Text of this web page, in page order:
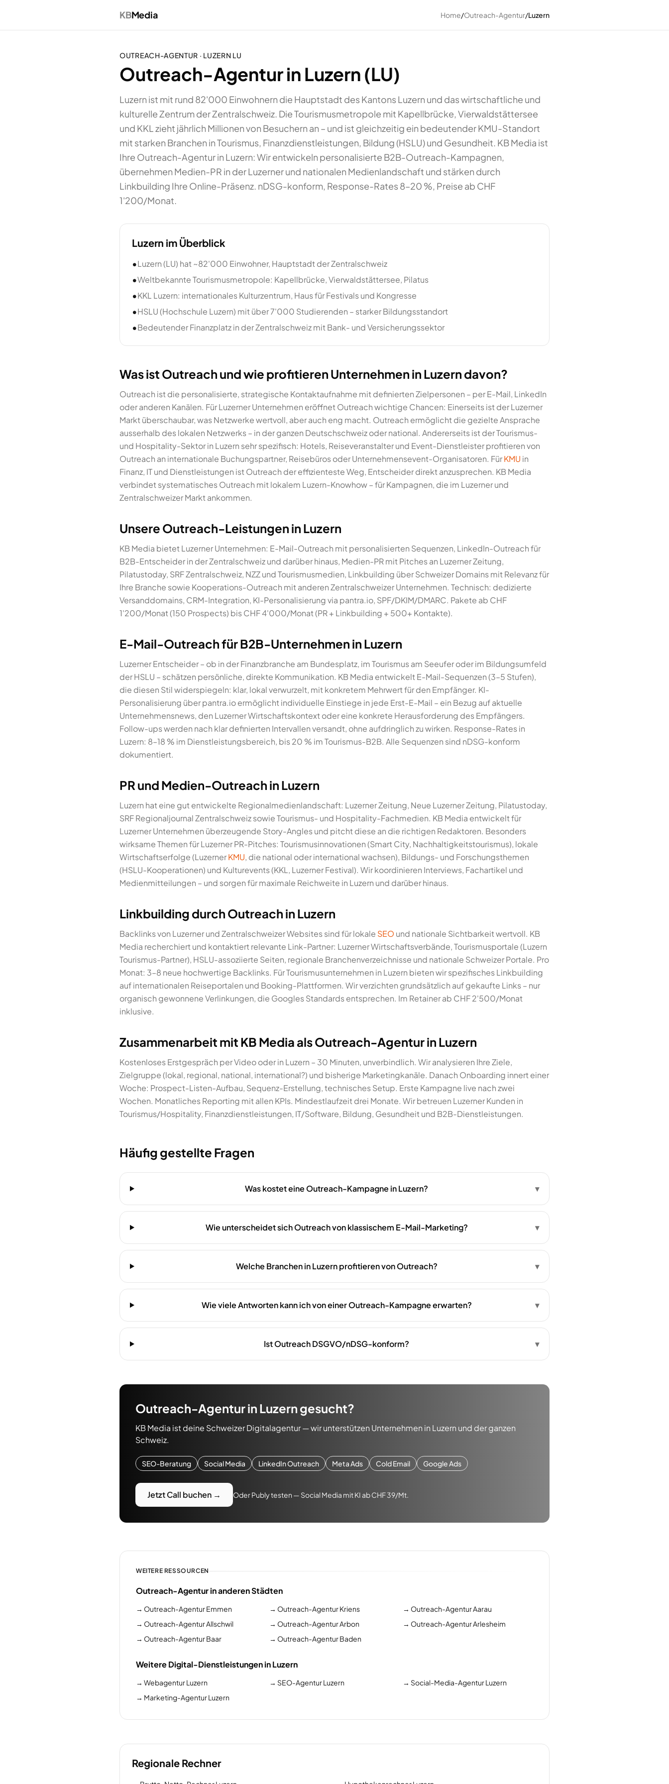
KBMedia Home/Outreach-Agentur/Luzern
OUTREACH-AGENTUR · LUZERN LU
Outreach-Agentur in Luzern (LU)
Luzern ist mit rund 82'000 Einwohnern die Hauptstadt des Kantons Luzern und das wirtschaftliche und
kulturelle Zentrum der Zentralschweiz. Die Tourismusmetropole mit Kapellbrücke, Vierwaldstättersee
und KKL zieht jährlich Millionen von Besuchern an – und ist gleichzeitig ein bedeutender KMU-Standort
mit starken Branchen in Tourismus, Finanzdienstleistungen, Bildung (HSLU) und Gesundheit. KB Media ist
Ihre Outreach-Agentur in Luzern: Wir entwickeln personalisierte B2B-Outreach-Kampagnen,
übernehmen Medien-PR in der Luzerner und nationalen Medienlandschaft und stärken durch
Linkbuilding Ihre Online-Präsenz. nDSG-konform, Response-Rates 8–20 %, Preise ab CHF
1'200/Monat.
Luzern im Überblick
•Luzern (LU) hat ~82'000 Einwohner, Hauptstadt der Zentralschweiz
•Weltbekannte Tourismusmetropole: Kapellbrücke, Vierwaldstättersee, Pilatus
•KKL Luzern: internationales Kulturzentrum, Haus für Festivals und Kongresse
•HSLU (Hochschule Luzern) mit über 7'000 Studierenden – starker Bildungsstandort
•Bedeutender Finanzplatz in der Zentralschweiz mit Bank- und Versicherungssektor
Was ist Outreach und wie profitieren Unternehmen in Luzern davon?
Outreach ist die personalisierte, strategische Kontaktaufnahme mit definierten Zielpersonen – per E-Mail, LinkedIn
oder anderen Kanälen. Für Luzerner Unternehmen eröffnet Outreach wichtige Chancen: Einerseits ist der Luzerner
Markt überschaubar, was Netzwerke wertvoll, aber auch eng macht. Outreach ermöglicht die gezielte Ansprache
ausserhalb des lokalen Netzwerks – in der ganzen Deutschschweiz oder national. Andererseits ist der Tourismus-
und Hospitality-Sektor in Luzern sehr spezifisch: Hotels, Reiseveranstalter und Event-Dienstleister profitieren von
Outreach an internationale Buchungspartner, Reisebüros oder Unternehmensevent-Organisatoren. FürKMU in
Finanz, IT und Dienstleistungen ist Outreach der effizienteste Weg, Entscheider direkt anzusprechen. KB Media
verbindet systematisches Outreach mit lokalem Luzern-Knowhow – für Kampagnen, die im Luzerner und
Zentralschweizer Markt ankommen.
Unsere Outreach-Leistungen in Luzern
KB Media bietet Luzerner Unternehmen: E-Mail-Outreach mit personalisierten Sequenzen, LinkedIn-Outreach für
B2B-Entscheider in der Zentralschweiz und darüber hinaus, Medien-PR mit Pitches an Luzerner Zeitung,
Pilatustoday, SRF Zentralschweiz, NZZ und Tourismusmedien, Linkbuilding über Schweizer Domains mit Relevanz für
Ihre Branche sowie Kooperations-Outreach mit anderen Zentralschweizer Unternehmen. Technisch: dedizierte
Versanddomains, CRM-Integration, KI-Personalisierung via pantra.io, SPF/DKIM/DMARC. Pakete ab CHF
1'200/Monat (150 Prospects) bis CHF 4'000/Monat (PR + Linkbuilding + 500+ Kontakte).
E-Mail-Outreach für B2B-Unternehmen in Luzern
Luzerner Entscheider – ob in der Finanzbranche am Bundesplatz, im Tourismus am Seeufer oder im Bildungsumfeld
der HSLU – schätzen persönliche, direkte Kommunikation. KB Media entwickelt E-Mail-Sequenzen (3–5 Stufen),
die diesen Stil widerspiegeln: klar, lokal verwurzelt, mit konkretem Mehrwert für den Empfänger. KI-
Personalisierung über pantra.io ermöglicht individuelle Einstiege in jede Erst-E-Mail – ein Bezug auf aktuelle
Unternehmensnews, den Luzerner Wirtschaftskontext oder eine konkrete Herausforderung des Empfängers.
Follow-ups werden nach klar definierten Intervallen versandt, ohne aufdringlich zu wirken. Response-Rates in
Luzern: 8–18 % im Dienstleistungsbereich, bis 20 % im Tourismus-B2B. Alle Sequenzen sind nDSG-konform
dokumentiert.
PR und Medien-Outreach in Luzern
Luzern hat eine gut entwickelte Regionalmedienlandschaft: Luzerner Zeitung, Neue Luzerner Zeitung, Pilatustoday,
SRF Regionaljournal Zentralschweiz sowie Tourismus- und Hospitality-Fachmedien. KB Media entwickelt für
Luzerner Unternehmen überzeugende Story-Angles und pitcht diese an die richtigen Redaktoren. Besonders
wirksame Themen für Luzerner PR-Pitches: Tourismusinnovationen (Smart City, Nachhaltigkeitstourismus), lokale
Wirtschaftserfolge (LuzernerKMU, die national oder international wachsen), Bildungs- und Forschungsthemen
(HSLU-Kooperationen) und Kulturevents (KKL, Luzerner Festival). Wir koordinieren Interviews, Fachartikel und
Medienmitteilungen – und sorgen für maximale Reichweite in Luzern und darüber hinaus.
Linkbuilding durch Outreach in Luzern
Backlinks von Luzerner und Zentralschweizer Websites sind für lokale SEO und nationale Sichtbarkeit wertvoll. KB
Media recherchiert und kontaktiert relevante Link-Partner: Luzerner Wirtschaftsverbände, Tourismusportale (Luzern
Tourismus-Partner), HSLU-assoziierte Seiten, regionale Branchenverzeichnisse und nationale Schweizer Portale. Pro
Monat: 3–8 neue hochwertige Backlinks. Für Tourismusunternehmen in Luzern bieten wir spezifisches Linkbuilding
auf internationalen Reiseportalen und Booking-Plattformen. Wir verzichten grundsätzlich auf gekaufte Links – nur
organisch gewonnene Verlinkungen, die Googles Standards entsprechen. Im Retainer ab CHF 2'500/Monat
inklusive.
Zusammenarbeit mit KB Media als Outreach-Agentur in Luzern
Kostenloses Erstgespräch per Video oder in Luzern – 30 Minuten, unverbindlich. Wir analysieren Ihre Ziele,
Zielgruppe (lokal, regional, national, international?) und bisherige Marketingkanäle. Danach Onboarding innert einer
Woche: Prospect-Listen-Aufbau, Sequenz-Erstellung, technisches Setup. Erste Kampagne live nach zwei
Wochen. Monatliches Reporting mit allen KPIs. Mindestlaufzeit drei Monate. Wir betreuen Luzerner Kunden in
Tourismus/Hospitality, Finanzdienstleistungen, IT/Software, Bildung, Gesundheit und B2B-Dienstleistungen.
Häufig gestellte Fragen
Was kostet eine Outreach-Kampagne in Luzern? ▾
Wie unterscheidet sich Outreach von klassischem E-Mail-Marketing? ▾
Welche Branchen in Luzern profitieren von Outreach? ▾
Wie viele Antworten kann ich von einer Outreach-Kampagne erwarten? ▾
Ist Outreach DSGVO/nDSG-konform? ▾
Outreach-Agenturin Luzern gesucht?
KB Media ist deine Schweizer Digitalagentur — wir unterstützen Unternehmen in Luzern und der ganzen
Schweiz.
SEO-Beratung Social Media LinkedIn Outreach Meta Ads Cold Email Google Ads
Jetzt Call buchen → Oder Publy testen — Social Media mit KI ab CHF 39/Mt.
WEITERE RESSOURCEN
Outreach-Agentur in anderen Städten
→ Outreach-Agentur Emmen → Outreach-Agentur Kriens → Outreach-Agentur Aarau
→ Outreach-Agentur Allschwil → Outreach-Agentur Arbon → Outreach-Agentur Arlesheim
→ Outreach-Agentur Baar → Outreach-Agentur Baden
Weitere Digital-Dienstleistungen in Luzern
→ Webagentur Luzern → SEO-Agentur Luzern → Social-Media-Agentur Luzern
→ Marketing-Agentur Luzern
Regionale Rechner